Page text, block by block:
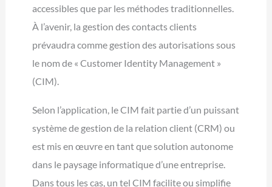
accessibles que par les méthodes traditionnelles.
À l’avenir, la gestion des contacts clients
prévaudra comme gestion des autorisations sous
le nom de « Customer Identity Management »
(CIM).
Selon l’application, le CIM fait partie d’un puissant
système de gestion de la relation client (CRM) ou
est mis en œuvre en tant que solution autonome
dans le paysage informatique d’une entreprise.
Dans tous les cas, un tel CIM facilite ou simplifie